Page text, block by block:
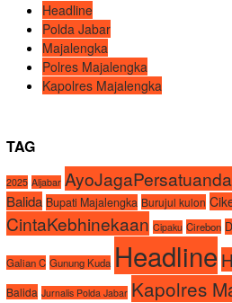
Headline
Polda Jabar
Majalengka
Polres Majalengka
Kapolres Majalengka
TAG
2025 Aljabar
Balida Bupati Majalengka Burujul kulon
CintaKebhinekaan Cipaku Cirebon
Galian C Gunung Kuda Headline
Balida Jurnalis Polda Jabar Kapolres